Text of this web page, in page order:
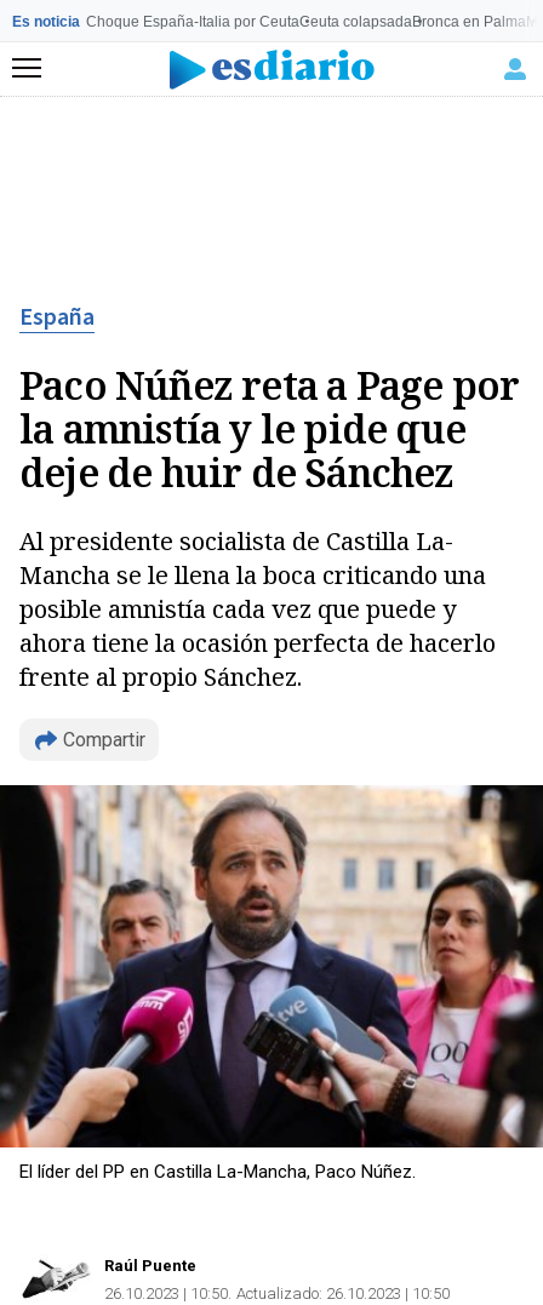
Es noticia Choque España-Italia por CeutaCeuta colapsadaBronca en Palma
Menú
España
Paco Núñez reta a Page por
la amnistía y le pide que
deje de huir de Sánchez
Al presidente socialista de Castilla La-
Mancha se le llena la boca criticando una
posible amnistía cada vez que puede y
ahora tiene la ocasión perfecta de hacerlo
frente al propio Sánchez.
Compartir
Copiar
El líder del PP en Castilla La-Mancha, Paco Núñez.
Raúl Puente
26.10.2023 | 10:50 Actualizado: 26.10.2023 | 10:50